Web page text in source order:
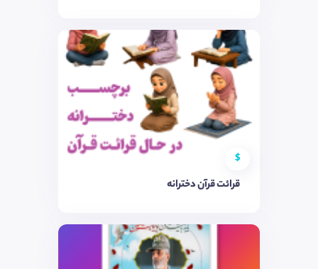
$
قرائت قرآن دخترانه